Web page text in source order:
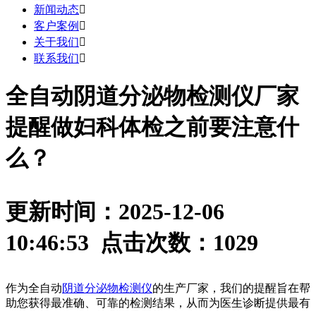
新闻动态
客户案例 
关于我们
联系我们
全自动阴道分泌物检测仪厂家
提醒做妇科体检之前要注意什
么？
更新时间：2025-12-06
10:46:53 点击次数： 1029
作为全自动阴道分泌物检测仪的生产厂家，我们的提醒旨在帮
助您获得最准确、可靠的检测结果，从而为医生诊断提供最有